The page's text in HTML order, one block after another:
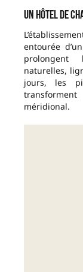
Un hôtel de
entourée
prolongent
naturelles,
jours, les
transforment
méridional.